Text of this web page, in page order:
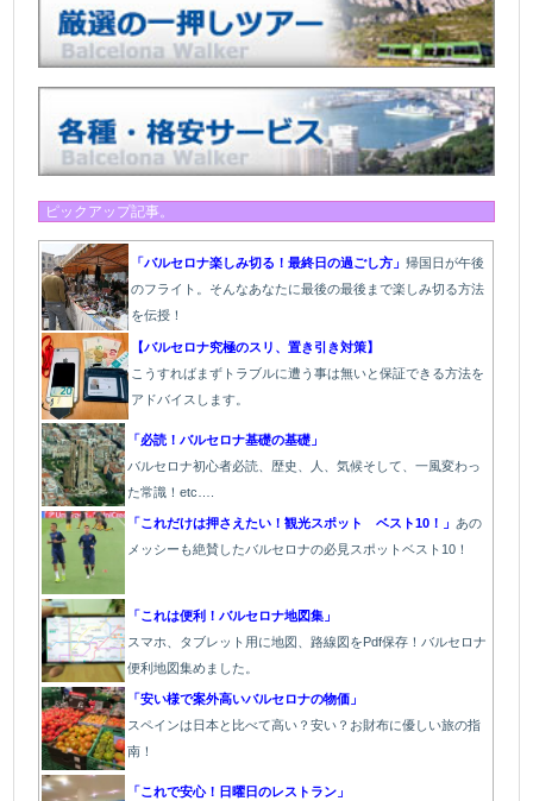
ピックアップ記事。
「バルセロナ楽しみ切る！最終日の過ごし方」帰国日が午後
のフライト。そんなあなたに最後の最後まで楽しみ切る方法
を伝授！
【バルセロナ究極のスリ、置き引き対策】
こうすればまずトラブルに遭う事は無いと保証できる方法を
アドバイスします。
「必読！バルセロナ基礎の基礎」
バルセロナ初心者必読、歴史、人、気候そして、一風変わっ
た常識！etc….
「これだけは押さえたい！観光スポット ベスト10！」 あの
メッシーも絶賛したバルセロナの必見スポットベスト10！
「これは便利！バルセロナ地図集」
スマホ、タブレット用に地図、路線図をPdf保存！バルセロナ
便利地図集めました。
「安い様で案外高いバルセロナの物価」
スペインは日本と比べて高い？安い？お財布に優しい旅の指
南！
「これで安心！日曜日のレストラン」